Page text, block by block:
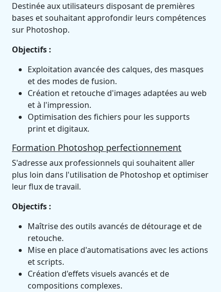
Destinée aux utilisateurs disposant de premières
bases et souhaitant approfondir leurs compétences
sur Photoshop.
Objectifs :
Exploitation avancée des calques, des masques
et des modes de fusion.
Création et retouche d'images adaptées au web
et à l'impression.
Optimisation des fichiers pour les supports
print et digitaux.
Formation Photoshop perfectionnement
S'adresse aux professionnels qui souhaitent aller
plus loin dans l'utilisation de Photoshop et optimiser
leur flux de travail.
Objectifs :
Maîtrise des outils avancés de détourage et de
retouche.
Mise en place d'automatisations avec les actions
et scripts.
Création d'effets visuels avancés et de
compositions complexes.